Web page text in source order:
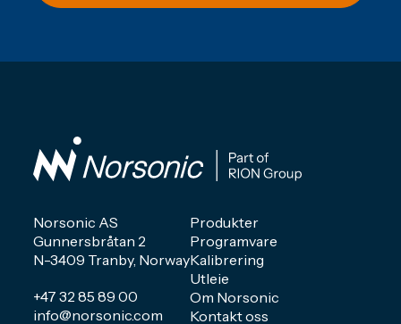
Norsonic AS
Gunnersbråtan 2
N-3409 Tranby, Norway
+47 32 85 89 00
info@norsonic.com
Produkter
Programvare
Kalibrering
Utleie
Om Norsonic
Kontakt oss